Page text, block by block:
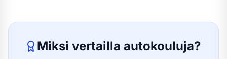
Miksi vertailla autokouluja?